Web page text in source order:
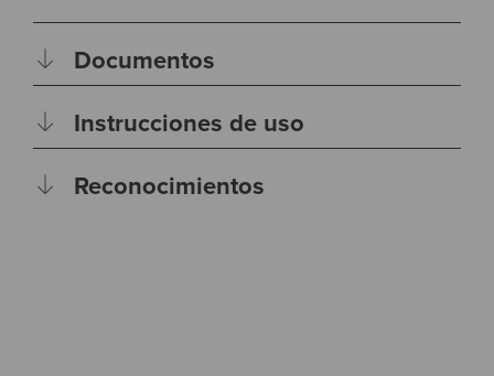
Documentos
Instrucciones de uso
Reconocimientos